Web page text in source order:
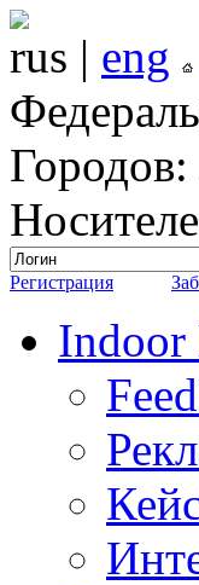
rus | eng
Городов:
Регистрация
Indoor